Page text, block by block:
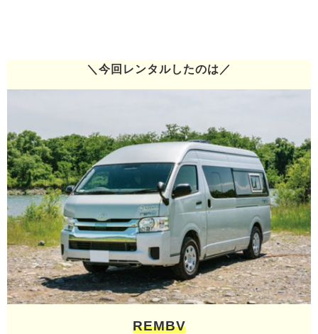
＼今回レンタルしたのは／
REMBV